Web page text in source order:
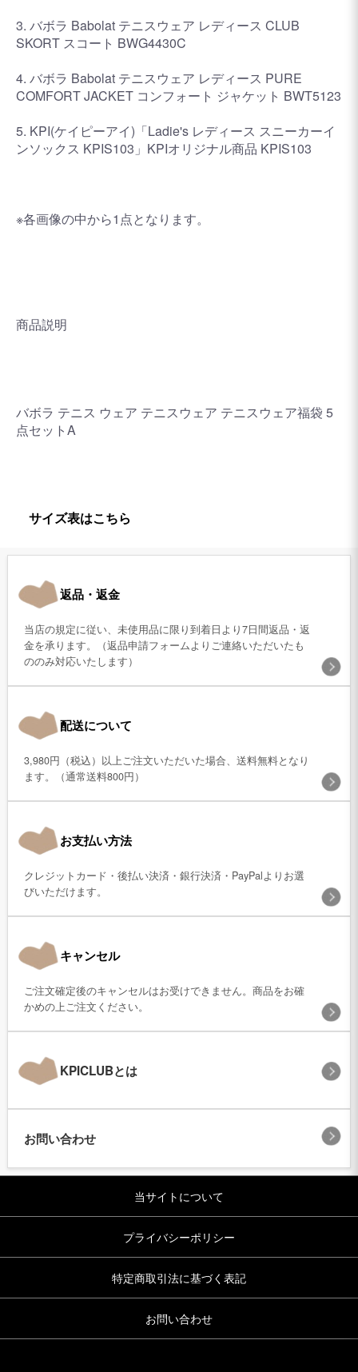
3. バボラ Babolat テニスウェア レディース CLUB
SKORT スコート BWG4430C
4. バボラ Babolat テニスウェア レディース PURE
COMFORT JACKET コンフォート ジャケット BWT5123
5. KPI(ケイピーアイ)「Ladie's レディース スニーカーイ
ンソックス KPIS103」KPIオリジナル商品 KPIS103
※各画像の中から1点となります。
商品説明
バボラ テニス ウェア テニスウェア テニスウェア福袋 5
点セットA
サイズ表はこちら
返品・返金
当店の規定に従い、未使用品に限り到着日より7日間返品・返
金を承ります。（返品申請フォームよりご連絡いただいたも
ののみ対応いたします）
配送について
3,980円（税込）以上ご注文いただいた場合、送料無料となり
ます。（通常送料800円）
お支払い方法
クレジットカード・後払い決済・銀行決済・PayPalよりお選
びいただけます。
キャンセル
ご注文確定後のキャンセルはお受けできません。商品をお確
かめの上ご注文ください。
KPICLUBとは
お問い合わせ
当サイトについて
プライバシーポリシー
特定商取引法に基づく表記
お問い合わせ